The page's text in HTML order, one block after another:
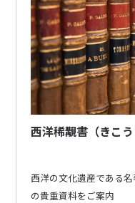
西洋稀覯書（きこう
西洋の文化遺産である
の貴重資料をご案内